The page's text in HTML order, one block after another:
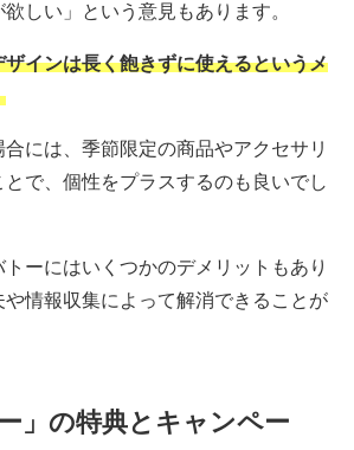
しい」という意見もあります。
ザインは長く飽きずに使えるというメ
には、季節限定の商品やアクセサリ
で、個性をプラスするのも良いでし
トーにはいくつかのデメリットもあり
や情報収集によって解消できることが
」の特典とキャンペー